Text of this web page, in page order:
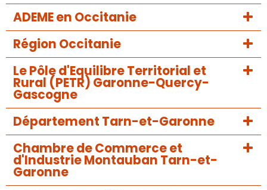
ADEME en Occitanie
Région Occitanie
Le Pôle d'Equilibre Territorial et
Rural (PETR) Garonne-Quercy-
Gascogne
Département Tarn-et-Garonne
Chambre de Commerce et
d'Industrie Montauban Tarn-et-
Garonne